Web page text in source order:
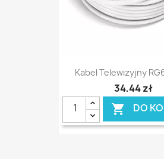
Kabel Telewizyjny
34,44 zł
 DO